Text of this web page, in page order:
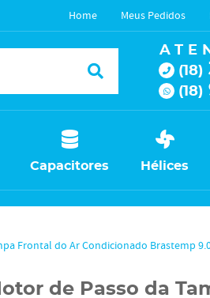
Home Meus Pedidos
(18)
(18)
Capacitores Hélices
Frontal do Ar Condicionado Brastemp
de Passo da